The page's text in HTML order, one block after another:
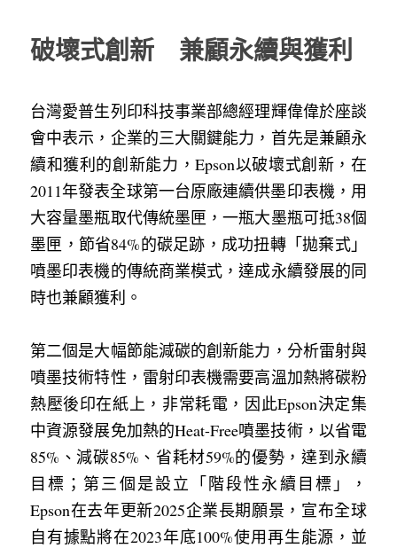
破壞式創新　兼顧永續與獲利
台灣愛普生列印科技事業部總經理輝偉偉於座談
會中表示，企業的三大關鍵能力，首先是兼顧永
續和獲利的創新能力，Epson以破壞式創新，在
2011年發表全球第一台原廠連續供墨印表機，用
大容量墨瓶取代傳統墨匣，一瓶大墨瓶可抵38個
墨匣，節省84%的碳足跡，成功扭轉「拋棄式」
噴墨印表機的傳統商業模式，達成永續發展的同
時也兼顧獲利。
第二個是大幅節能減碳的創新能力，分析雷射與
噴墨技術特性，雷射印表機需要高溫加熱將碳粉
熱壓後印在紙上，非常耗電，因此Epson決定集
中資源發展免加熱的Heat-Free噴墨技術，以省電
85%、減碳85%、省耗材59%的優勢，達到永續
目標；第三個是設立「階段性永續目標」，
Epson在去年更新2025企業長期願景，宣布全球
自有據點將在2023年底100%使用再生能源，並